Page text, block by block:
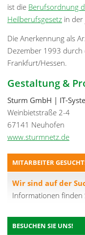
ist die Berufsordnung
Heilberufsgesetz in der
Die Anerkennung als
Dezember 1993 durch
Frankfurt/Hessen.
Gestaltung &
Sturm GmbH | IT-
Weinbietstraße 2-4
67141 Neuhofen
www.sturmnetz.de
MITARBEITER
Wir sind auf der
Informationen finden
BESUCHEN SIE UNS!